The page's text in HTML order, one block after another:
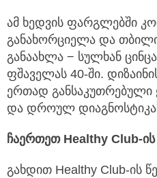
ამ ხედვის ფარგლებში
განახორციელა და
განაახლა − სულხან
ფშაველას 40-ში.
ერთად განსაკუთრებული
და დროულ
ჩაერთეთHealthy Club-ის
გახდით Healthy Club-ის